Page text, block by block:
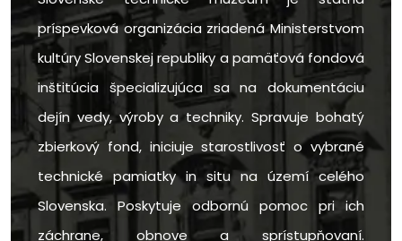
príspevková organizácia zriadená Ministerstvom
kultúry Slovenskej republiky a pamäťová fondová
inštitúcia špecializujúca sa na dokumentáciu
dejín vedy, výroby a techniky. Spravuje bohatý
zbierkový fond, iniciuje starostlivosť o vybrané
technické pamiatky in situ na území celého
Slovenska. Poskytuje odbornú pomoc pri ich
záchrane, obnove a sprístupňovaní.